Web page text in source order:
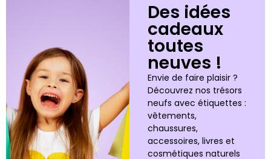
Des idées
cadeaux
toutes
neuves !
Envie de faire plaisir ?
Découvrez nos trésors
neufs avec étiquettes :
vêtements,
chaussures,
accessoires, livres et
cosmétiques naturels